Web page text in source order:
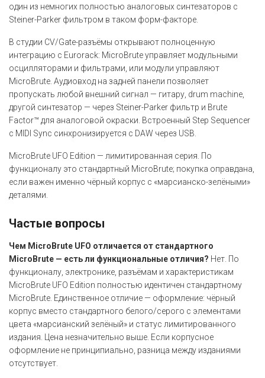
один из немногих полностью аналоговых синтезаторов с
Steiner-Parker фильтром в таком форм-факторе.
В студии CV/Gate-разъёмы открывают полноценную
интеграцию с Eurorack: MicroBrute управляет модульными
осцилляторами и фильтрами, или модули управляют
MicroBrute. Аудиовход на задней панели позволяет
пропускать любой внешний сигнал — гитару, drum machine,
другой синтезатор — через Steiner-Parker фильтр и Brute
Factor™ для аналоговой окраски. Встроенный Step Sequencer
с MIDI Sync синхронизируется с DAW через USB.
MicroBrute UFO Edition — лимитированная серия. По
функционалу это стандартный MicroBrute; покупка оправдана,
если важен именно чёрный корпус с «марсианско-зелёными»
деталями.
Частые вопросы
Чем MicroBrute UFO отличается от стандартного
MicroBrute — есть ли функциональные отличия? Нет. По
функционалу, электронике, разъёмам и характеристикам
MicroBrute UFO Edition полностью идентичен стандартному
MicroBrute. Единственное отличие — оформление: чёрный
корпус вместо стандартного белого/серого с элементами
цвета «марсианский зелёный» и статус лимитированного
издания. Цена незначительно выше. Если корпусное
оформление не принципиально, разница между изданиями
отсутствует.